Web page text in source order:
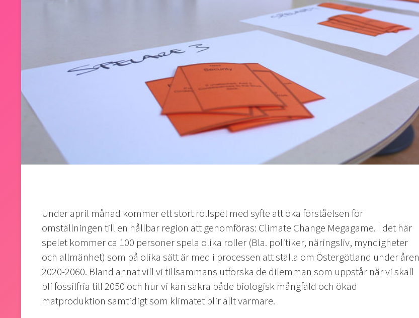
Under april månad kommer ett stort rollspel med syfte att öka förståelsen för
omställningen till en hållbar region att genomföras: Climate Change Megagame. I det här
spelet kommer ca 100 personer spela olika roller (Bla. politiker, näringsliv, myndigheter
och allmänhet) som på olika sätt är med i processen att ställa om Östergötland under åren
2020-2060. Bland annat vill vi tillsammans utforska de dilemman som uppstår när vi skall
bli fossilfria till 2050 och hur vi kan säkra både biologisk mångfald och ökad
matproduktion samtidigt som klimatet blir allt varmare.